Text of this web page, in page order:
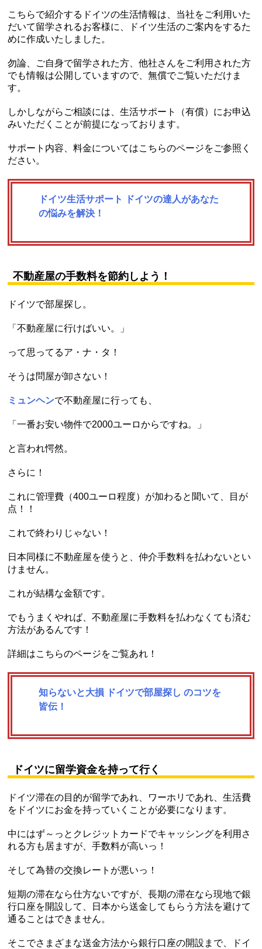
こちらで紹介するドイツの生活情報は、当社をご利用いた
だいて留学されるお客様に、ドイツ生活のご案内をするた
めに作成いたしました。
勿論、ご自身で留学された方、他社さんをご利用された方
でも情報は公開していますので、無償でご覧いただけま
す。
しかしながらご相談には、生活サポート（有償）にお申込
みいただくことが前提になっております。
サポート内容、料金についてはこちらのページをご参照く
ださい。
ドイツ生活サポート ドイツの達人があなた
の悩みを解決！
不動産屋の手数料を節約しよう！
ドイツで部屋探し。
「不動産屋に行けばいい。」
って思ってるア・ナ・タ！
そうは問屋が卸さない！
ミュンヘンで不動産屋に行っても、
「一番お安い物件で2000ユーロからですね。」
と言われ愕然。
さらに！
これに管理費（400ユーロ程度）が加わると聞いて、目が
点！！
これで終わりじゃない！
日本同様に不動産屋を使うと、仲介手数料を払わないとい
けません。
これが結構な金額です。
でもうまくやれば、不動産屋に手数料を払わなくても済む
方法があるんです！
詳細はこちらのページをご覧あれ！
知らないと大損 ドイツで部屋探し のコツを
皆伝！
ドイツに留学資金を持って行く
ドイツ滞在の目的が留学であれ、ワーホリであれ、生活費
をドイツにお金を持っていくことが必要になります。
中にはず～っとクレジットカードでキャッシングを利用さ
れる方も居ますが、手数料が高いっ！
そして為替の交換レートが悪いっ！
短期の滞在なら仕方ないですが、長期の滞在なら現地で銀
行口座を開設して、日本から送金してもらう方法を避けて
通ることはできません。
そこでさまざまな送金方法から銀行口座の開設まで、ドイ